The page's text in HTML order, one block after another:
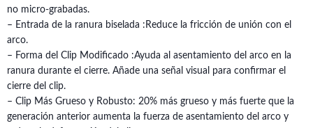
no micro-grabadas.
– Entrada de la ranura biselada :Reduce la fricción de unión con el
arco.
– Forma del Clip Modificado :Ayuda al asentamiento del arco en la
ranura durante el cierre. Añade una señal visual para confirmar el
cierre del clip.
– Clip Más Grueso y Robusto: 20% más grueso y más fuerte que la
generación anterior aumenta la fuerza de asentamiento del arco y